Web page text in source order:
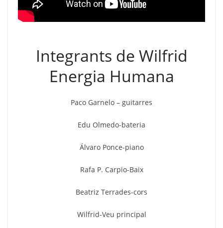
Integrants de Wilfrid
Energia Humana
Paco Garnelo – guitarres
Edu Olmedo-bateria
Álvaro Ponce-piano
Rafa P. Carpio-Baix
Beatriz Terrades-cors
Wilfrid-Veu principal